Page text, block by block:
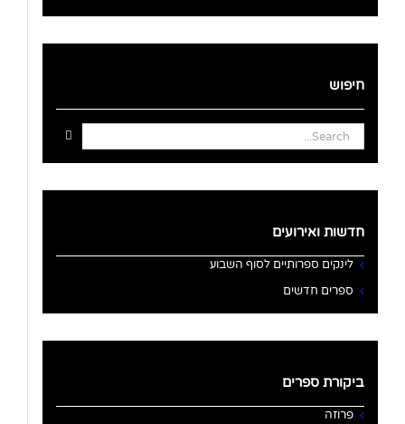
חיפוש
Search
for:
חדשות ואירועים
לינקים ספרותיים לסוף השבוע
ספרים חדשים
ביקורת ספרים
פרוזה